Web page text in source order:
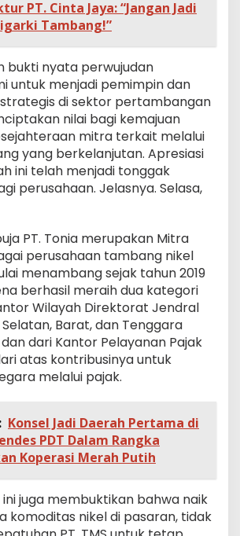
PT. Cinta Jaya: “Jangan Jadi
Tambang!”
bukti nyata perwujudan
untuk menjadi pemimpin dan
di sektor pertambangan
nilai bagi kemajuan
mitra terkait melalui
yang berkelanjutan. Apresiasi
ini telah menjadi tonggak
perusahaan. Jelasnya. Selasa,
PT. Tonia merupakan Mitra
perusahaan tambang nikel
menambang sejak tahun 2019
berhasil meraih dua kategori
Wilayah Direktorat Jendral
Selatan, Barat, dan Tenggara
dari Kantor Pelayanan Pajak
atas kontribusinya untuk
melalui pajak.
Konsel Jadi Daerah Pertama di
PDT Dalam Rangka
Koperasi Merah Putih
juga membuktikan bahwa naik
komoditas nikel di pasaran, tidak